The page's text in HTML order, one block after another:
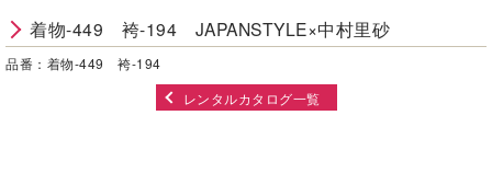
着物-449 袴-194 JAPANSTYLE×中村里砂
品番：着物-449 袴-194
レンタルカタログ一覧